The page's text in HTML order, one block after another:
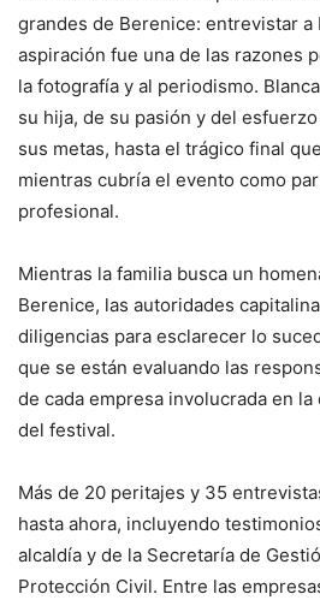
grandes de Berenice: entrevistar a
aspiración fue una de las razones
la fotografía y al periodismo.
su hija, de su pasión y del
sus metas, hasta el trágico final
mientras cubría el evento como
profesional.
Mientras la familia busca un
Berenice, las autoridades
diligencias para esclarecer lo
que se están evaluando las
de cada empresa involucrada en
del festival.
Más de 20 peritajes y 35
hasta ahora, incluyendo
alcaldía y de la Secretaría de
Protección Civil. Entre las